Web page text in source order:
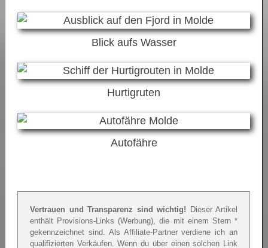
Blick aufs Wasser
Hurtigruten
Autofähre
Vertrauen und Transparenz sind wichtig! Dieser Artikel
enthält Provisions-Links (Werbung), die mit einem Stern *
gekennzeichnet sind. Als Affiliate-Partner verdiene ich an
qualifizierten Verkäufen. Wenn du über einen solchen Link